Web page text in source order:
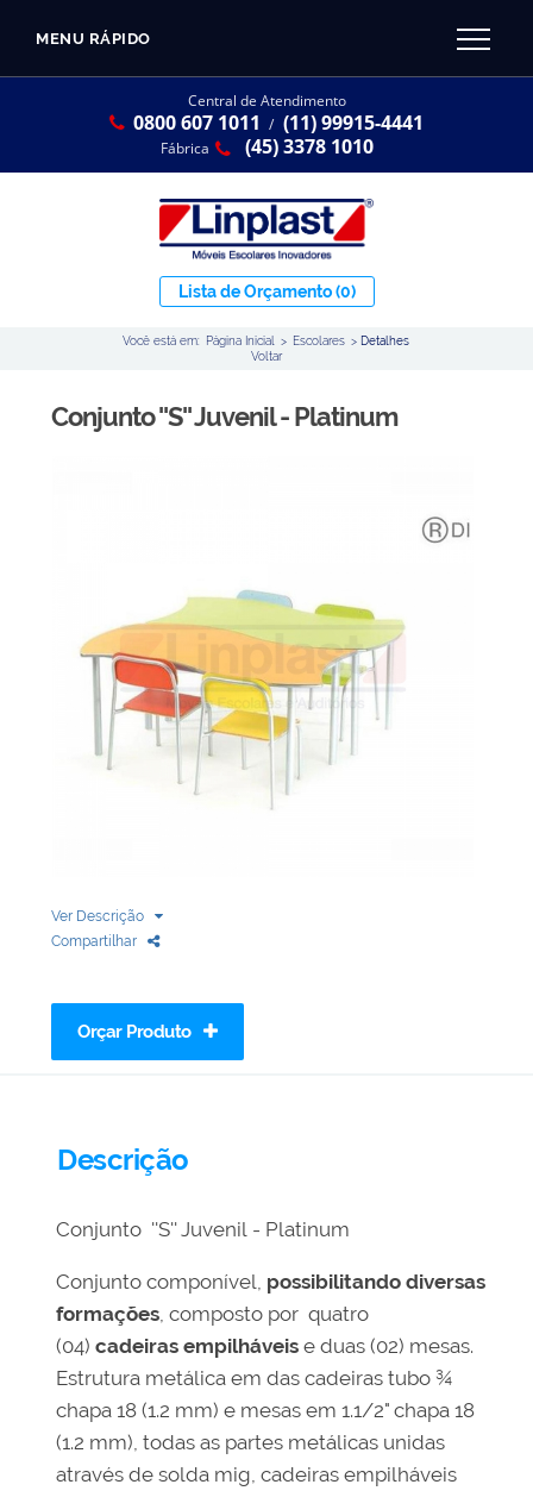
MENU RÁPIDO
Central de Atendimento
0800 607 1011 / (11) 99915-4441
Fábrica (45) 3378 1010
Lista de Orçamento(0)
Você está em: Página Inicial > Escolares >Detalhes
Voltar
Conjunto ''S'' Juvenil - Platinum
Ver Descrição
Compartilhar
Orçar Produto
Descrição
Conjunto ''S'' Juvenil - Platinum
Conjunto componível, possibilitando diversas
formações, composto por quatro
(04) cadeiras empilháveise duas (02) mesas.
Estrutura metálica em das cadeiras tubo ¾
chapa 18 (1.2 mm) e mesas em 1.1/2" chapa 18
(1.2 mm), todas as partes metálicas unidas
através de solda mig, cadeiras empilháveis
Linha Resina Plástica
Ambiente Maker
Longarinas
Quadro Branco
Linha Wood Prime
Cadeira especial
CATÁLOGO LINPLAST 2025
SOBRE A EMPRESA